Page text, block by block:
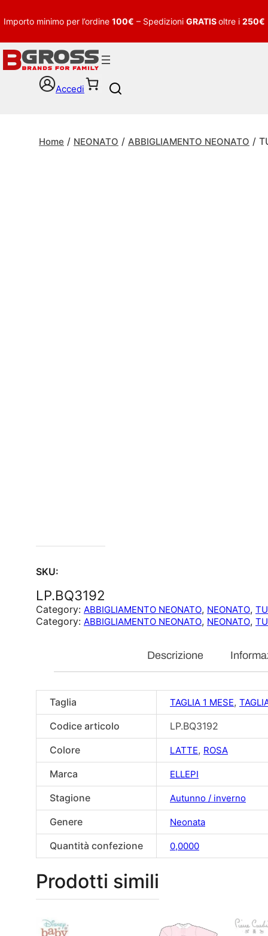
Importo minimo per l’ordine 100€ – Spedizioni GRATISoltre i 250€
Accedi
c
Home / NEONATO / ABBIGLIAMENTO NEONATO /
SKU:
LP.BQ3192
Category: ABBIGLIAMENTO NEONATO, NEONATO,
Category: ABBIGLIAMENTO NEONATO, NEONATO,
Descrizione
Taglia TAGLIA 1 MESE,
Codice articolo
LP.BQ3192
Colore
LATTE, ROSA
Marca ELLEPI
Stagione Autunno / inverno
Genere Neonata
Quantità confezione 0,0000
Prodotti simili